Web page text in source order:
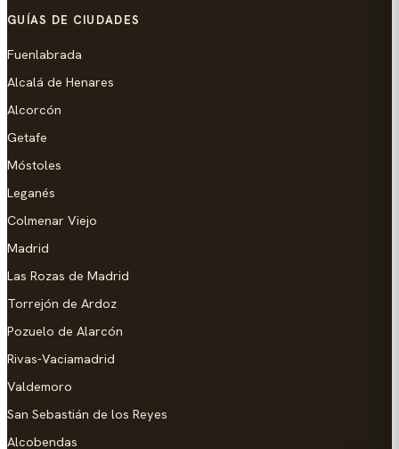
GUÍAS DE CIUDADES
Fuenlabrada
Alcalá de Henares
Alcorcón
Getafe
Móstoles
Leganés
Colmenar Viejo
Madrid
Las Rozas de Madrid
Torrejón de Ardoz
Pozuelo de Alarcón
Rivas-Vaciamadrid
Valdemoro
San Sebastián de los Reyes
Alcobendas